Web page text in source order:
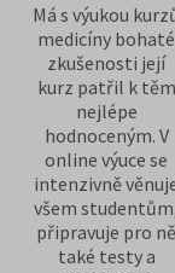
Má s výukou
medicíny bohaté
zkušenosti její
kurz patřil k těm
nejlépe
hodnoceným. V
online výuce se
intenzivně
všem
připravuje pro ně
také testy a